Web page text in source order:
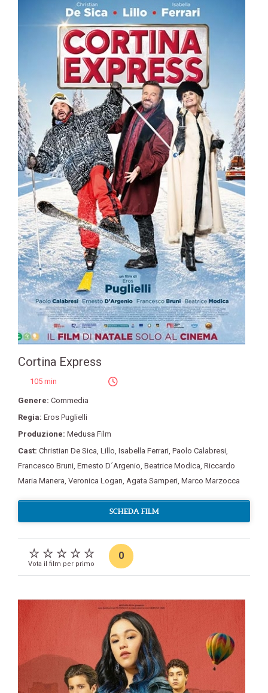
Cortina Express
105 min
Genere: Commedia
Regia: Eros Puglielli
Produzione: Medusa Film
Cast: Christian De Sica, Lillo, Isabella Ferrari, Paolo Calabresi,
Francesco Bruni, Ernesto D´Argenio, Beatrice Modica, Riccardo
Maria Manera, Veronica Logan, Agata Samperi, Marco Marzocca
SCHEDA FILM
Vota il film per primo
0